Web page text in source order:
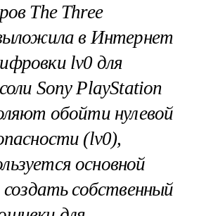
The Three
в Интернет
lv0 для
Sony PlayStation
обойти нулевой
(lv0),
основной
создать собственный